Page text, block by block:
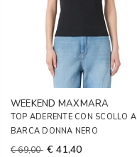
WEEKEND MAXMARA
TOP ADERENTE CON SCOLLO A
BARCA DONNA NERO
€ 69,00 € 41,40